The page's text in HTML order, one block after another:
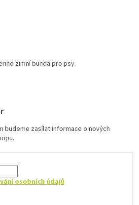
zimní bunda pro psy.
budeme zasílat informace o nových
osobních údajů